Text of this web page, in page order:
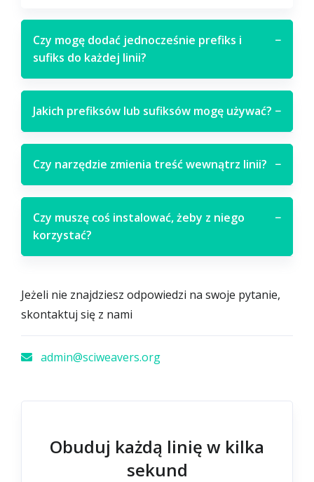
Czy mogę dodać jednocześnie prefiks i
sufiks do każdej linii?
−
Jakich prefiksów lub sufiksów mogę używać? −
Czy narzędzie zmienia treść wewnątrz linii? −
Czy muszę coś instalować, żeby z niego
korzystać?
−
Jeżeli nie znajdziesz odpowiedzi na swoje pytanie,
skontaktuj się z nami
admin@sciweavers.org
Obuduj każdą linię w kilka
sekund